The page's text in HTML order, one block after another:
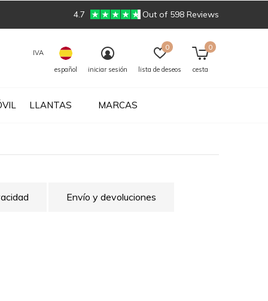
LLANTAS MARCAS
IVA
español
iniciar sesión lista de deseos
0
cesta
0
4.7 Out of 598 Reviews
Envío y devoluciones